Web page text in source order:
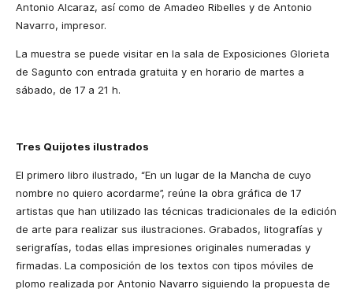
Antonio Alcaraz, así como de Amadeo Ribelles y de Antonio
Navarro, impresor.
La muestra se puede visitar en la sala de Exposiciones Glorieta
de Sagunto con entrada gratuita y en horario de martes a
sábado, de 17 a 21 h.
Tres Quijotes ilustrados
El primero libro ilustrado, “En un lugar de la Mancha de cuyo
nombre no quiero acordarme”, reúne la obra gráfica de 17
artistas que han utilizado las técnicas tradicionales de la edición
de arte para realizar sus ilustraciones. Grabados, litografías y
serigrafías, todas ellas impresiones originales numeradas y
firmadas. La composición de los textos con tipos móviles de
plomo realizada por Antonio Navarro siguiendo la propuesta de